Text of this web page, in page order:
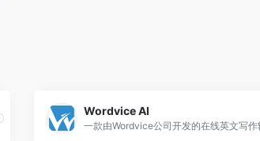
Wordvice AI